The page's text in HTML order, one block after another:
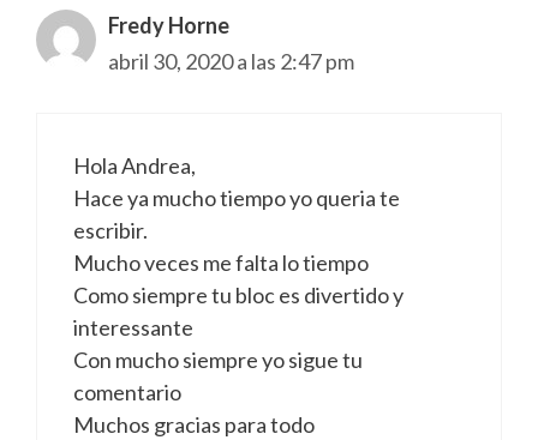
Fredy Horne
abril 30, 2020 a las 2:47 pm
Hola Andrea,
Hace ya mucho tiempo yo queria te
escribir.
Mucho veces me falta lo tiempo
Como siempre tu bloc es divertido y
interessante
Con mucho siempre yo sigue tu
comentario
Muchos gracias para todo